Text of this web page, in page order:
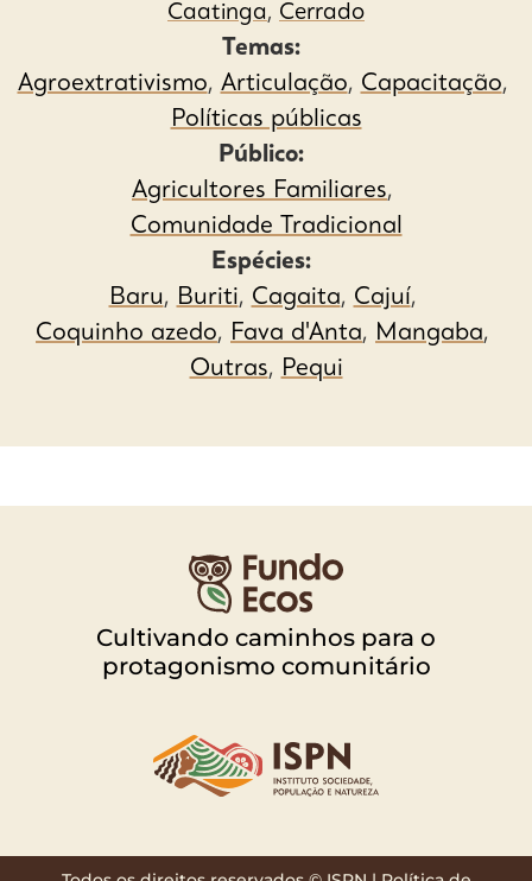
Caatinga, Cerrado
Temas:
Agroextrativismo, Articulação, Capacitação,
Políticas públicas
Público:
Agricultores Familiares,
Comunidade Tradicional
Espécies:
Baru, Buriti, Cagaita, Cajuí,
Coquinho azedo, Fava d'Anta, Mangaba,
Outras, Pequi
Cultivando caminhos para o
protagonismo comunitário